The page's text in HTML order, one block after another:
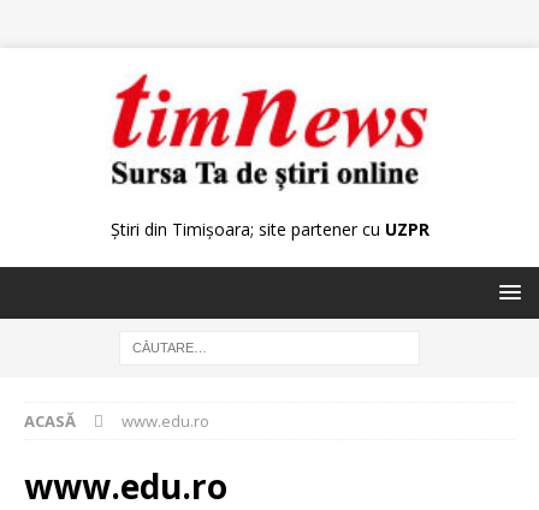
Știri din Timișoara; site partener cu UZPR
ACASĂ www.edu.ro
www.edu.ro